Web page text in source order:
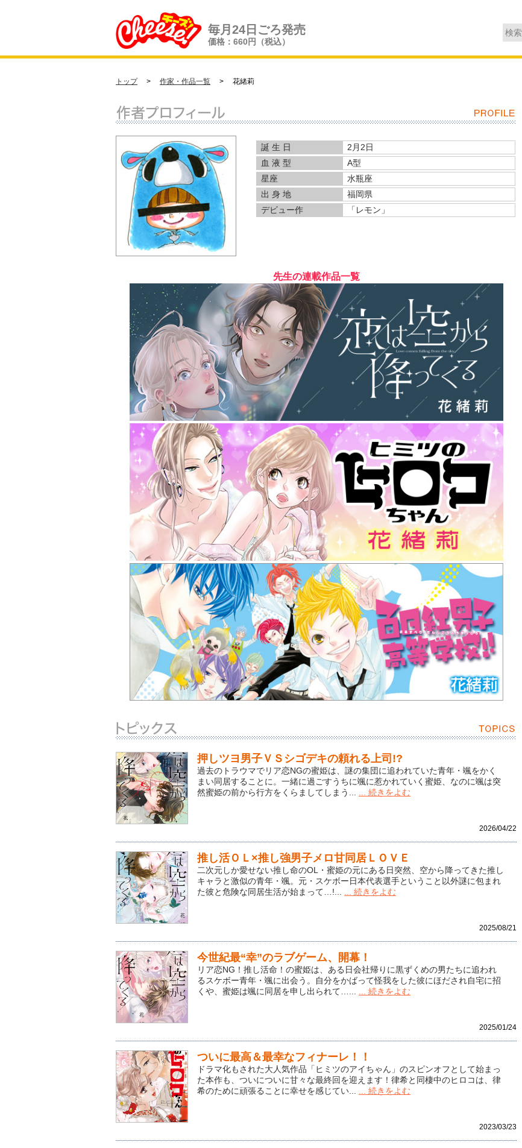
毎月24日ごろ発売
価格：660円（税込）
トップ> 作家・作品一覧 > 花緒莉
誕 生 日
2月2日
血 液 型
A型
星座
水瓶座
出 身 地
福岡県
デビュー作
「レモン」
先生の連載作品一覧
押しツヨ男子ＶＳシゴデキの頼れる上司!?
過去のトラウマでリア恋NGの蜜姫は、謎の集団に追われていた青年・颯をかく
まい同居することに。一緒に過ごすうちに颯に惹かれていく蜜姫、なのに颯は突
然蜜姫の前から行方をくらましてしまう...
... 続きをよむ
2026/04/22
推し活ＯＬ×推し強男子メロ甘同居ＬＯＶＥ
二次元しか愛せない推し命のOL・蜜姫の元にある日突然、空から降ってきた推し
キャラと激似の青年・颯。元・スケボー日本代表選手ということ以外謎に包まれ
た彼と危険な同居生活が始まって…!...
... 続きをよむ
2025/08/21
今世紀最“幸”のラブゲーム、開幕！
リア恋NG！推し活命！の蜜姫は、ある日会社帰りに黒ずくめの男たちに追われ
るスケボー青年・颯に出会う。自分をかばって怪我をした彼にほだされ自宅に招
くや、蜜姫は颯に同居を申し出られて…...
... 続きをよむ
2025/01/24
ついに最高＆最幸なフィナーレ！！
ドラマ化もされた大人気作品「ヒミツのアイちゃん」のスピンオフとして始まっ
た本作も、ついについに甘々な最終回を迎えます！律希と同棲中のヒロコは、律
希のために頑張ることに幸せを感じてい...
... 続きをよむ
2023/03/23